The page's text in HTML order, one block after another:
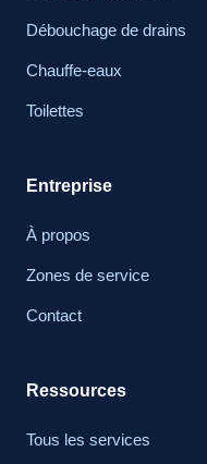
Débouchage de drains
Chauffe-eaux
Toilettes
Entreprise
À propos
Zones de service
Contact
Ressources
Tous les services